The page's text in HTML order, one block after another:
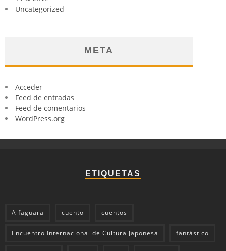
Uncategorized
META
Acceder
Feed de entradas
Feed de comentarios
WordPress.org
ETIQUETAS
Alfaguara cuento cuentos
Encuentro Internacional de Cultura Japonesa fantástico